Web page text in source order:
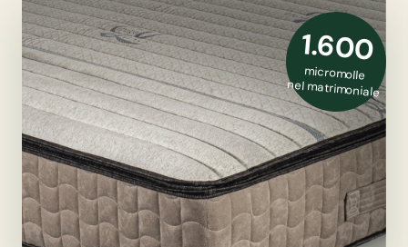
1.600
micromolle
nel matrimoniale